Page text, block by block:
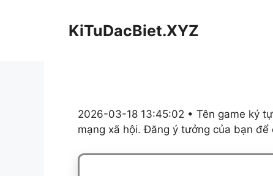
KiTuDacBiet.XYZ
2026-03-18 13:45:02 • Tên game ký
mạng xã hội. Đăng ý tưởng của bạn